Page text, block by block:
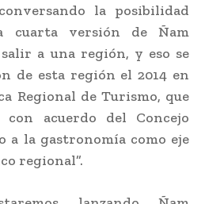
la posibilidad
cuarta versión de Ñam
a una región, y eso se
de esta región el 2014 en
Regional de Turismo, que
acuerdo del Concejo
a la gastronomía como eje
regional”.